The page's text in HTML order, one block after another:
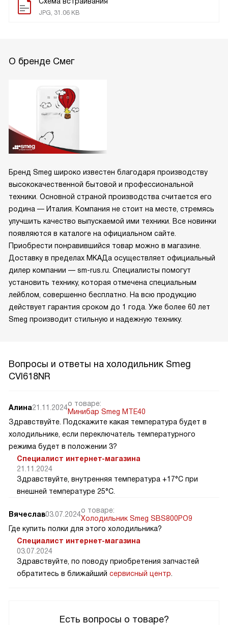
JPG, 31.06 KB
О бренде Смег
Бренд Smeg широко известен благодаря производству
высококачественной бытовой и профессиональной
техники. Основной страной производства считается его
родина — Италия. Компания не стоит на месте, стремясь
улучшить качество выпускаемой ими техники. Все новинки
появляются в каталоге на официальном сайте.
Приобрести понравившийся товар можно в магазине.
Доставку в пределах МКАДа осуществляет официальный
дилер компании — sm-rus.ru. Специалисты помогут
установить технику, которая отмечена специальным
лейблом, совершенно бесплатно. На всю продукцию
действует гарантия сроком до 1 года. Уже более 60 лет
Smeg производит стильную и надежную технику.
Вопросы и ответы на холодильник Smeg
CVI618NR
Есть вопросы о товаре?
Алина21.11.2024о товаре:
Минибар Smeg MTE40
Здравствуйте. Подскажите какая температура будет в
холодильнике, если переключатель температурного
режима будет в положении 3?
Специалист интернет-магазина
21.11.2024
Здравствуйте, внутренняя температура +17°C при
внешней температуре 25°C.
Вячеслав03.07.2024о товаре:
Холодильник Smeg SBS800PO9
Где купить полки для этого холодильника?
Специалист интернет-магазина
03.07.2024
Здравствуйте, по поводу приобретения запчастей
обратитесь в ближайший сервисный центр